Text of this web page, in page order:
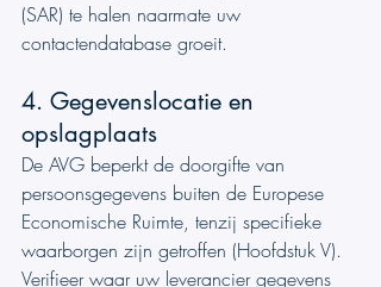
(SAR) te halen naarmate uw
contactendatabase groeit.
4. Gegevenslocatie en
opslagplaats
De AVG beperkt de doorgifte van
persoonsgegevens buiten de Europese
Economische Ruimte, tenzij specifieke
waarborgen zijn getroffen (Hoofdstuk V).
Verifieer waar uw leverancier gegevens